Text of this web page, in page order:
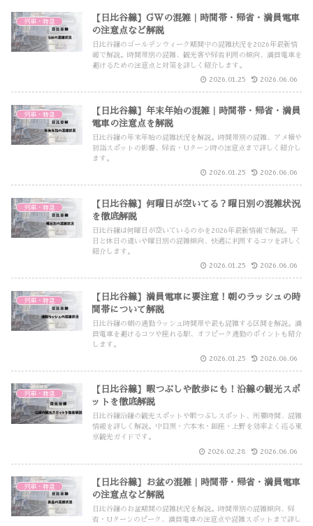
列車・特急
【日比谷線】GWの混雑｜時間帯・帰省・満員電車
の注意点など解説
日比谷線のゴールデンウィーク期間中の混雑状況を2026年最新情
報で解説。時間帯別の混雑、観光客や帰省利用の傾向、満員電車を
避けるための注意点と対策を詳しく紹介します。
2026.01.25 2026.06.06
列車・特急
【日比谷線】年末年始の混雑｜時間帯・帰省・満員
電車の注意点を解説
日比谷線の年末年始の混雑状況を解説。時間帯別の混雑、アメ横や
初詣スポットの影響、帰省・Uターン時の注意点まで詳しく紹介し
ます。
2026.01.25 2026.06.06
列車・特急
【日比谷線】何曜日が空いてる？曜日別の混雑状況
を徹底解説
日比谷線は何曜日が空いているのかを2026年最新情報で解説。平
日と休日の違いや曜日別の混雑傾向、快適に利用するコツを詳しく
紹介します。
2026.01.25 2026.06.06
列車・特急
【日比谷線】満員電車に要注意！朝のラッシュの時
間帯について解説
日比谷線の朝の通勤ラッシュ時間帯や最も混雑する区間を解説。満
員電車を避けるコツや座れる駅、オフピーク通勤のポイントも紹介
します。
2026.01.25 2026.06.06
列車・特急
【日比谷線】暇つぶしや散歩にも！沿線の観光スポ
ットを徹底解説
日比谷線沿線の観光スポットや暇つぶしスポット、所要時間、混雑
情報を詳しく解説。中目黒・六本木・銀座・上野を効率よく巡る東
京観光ガイドです。
2026.02.28 2026.06.06
列車・特急
【日比谷線】お盆の混雑｜時間帯・帰省・満員電車
の注意点など解説
日比谷線のお盆期間の混雑状況を解説。時間帯別の混雑傾向、帰
省・Uターンのピーク、満員電車の注意点や混雑スポットまで詳し